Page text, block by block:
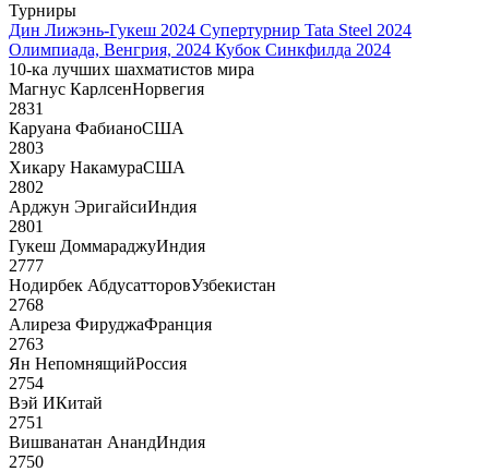
Турниры
Дин Лижэнь-Гукеш 2024 Супертурнир Tata Steel 2024
Олимпиада, Венгрия, 2024 Кубок Синкфилда 2024
10-ка лучших шахматистов мира
Магнус КарлсенНорвегия
2831
Каруана ФабианоСША
2803
Хикару НакамураСША
2802
Арджун ЭригайсиИндия
2801
Гукеш ДоммараджуИндия
2777
Нодирбек АбдусатторовУзбекистан
2768
Алиреза ФируджаФранция
2763
Ян НепомнящийРоссия
2754
Вэй ИКитай
2751
Вишванатан АнандИндия
2750